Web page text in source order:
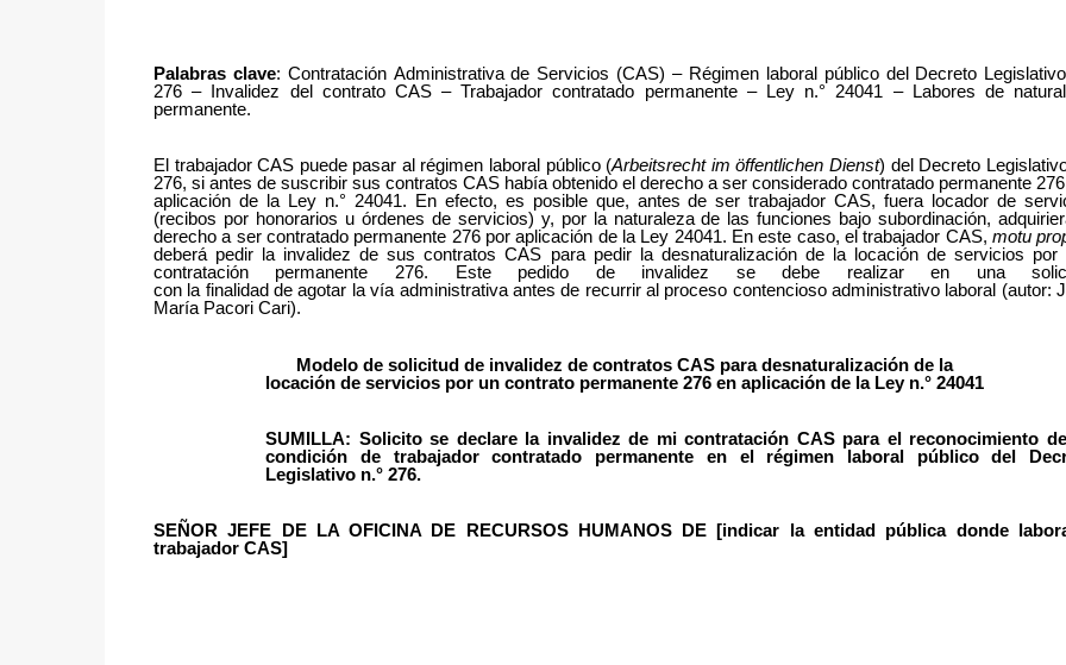
Palabras clave: Contratación Administrativa de Servicios (CAS) – Régimen laboral público del Decreto
276 – Invalidez del contrato CAS – Trabajador contratado permanente – Ley n.° 24041 – Labores de
permanente.
El trabajador CAS puede pasar al régimen laboral público (Arbeitsrecht im öffentlichen Dienst) del Decreto
276, si antes de suscribir sus contratos CAS había obtenido el derecho a ser considerado contratado permanente
aplicación de la Ley n.° 24041. En efecto, es posible que, antes de ser trabajador CAS, fuera locador de
(recibos por honorarios u órdenes de servicios) y, por la naturaleza de las funciones bajo subordinación,
derecho a ser contratado permanente 276 por aplicación de la Ley 24041. En este caso, el trabajador CAS, motu
deberá pedir la invalidez de sus contratos CAS para pedir la desnaturalización de la locación de servicios por
contratación permanente 276. Este pedido de invalidez se debe realizar en una
con la finalidad de agotar la vía administrativa antes de recurrir al proceso contencioso administrativo laboral (autor:
María Pacori Cari).
Modelo de solicitud de invalidez de contratos CAS para desnaturalización de la
locación de servicios por un contrato permanente 276 en aplicación de la Ley n.° 24041
SUMILLA: Solicito se declare la invalidez de mi contratación CAS para el reconocimiento
condición de trabajador contratado permanente en el régimen laboral público del
Legislativo n.° 276.
SEÑOR JEFE DE LA OFICINA DE RECURSOS HUMANOS DE [indicar la entidad pública donde
trabajador CAS]